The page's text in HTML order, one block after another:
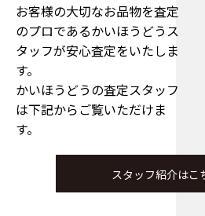
お客様の大切なお品物を査定
のプロであるかいほうどうス
タッフが安心査定をいたしま
す。
かいほうどうの査定スタッフ
は下記からご覧いただけま
す。
スタッフ紹介はこ